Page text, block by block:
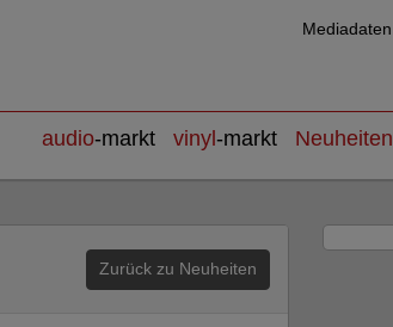
Mediadaten
audio-markt vinyl -markt Neuheiten
Zurück zu Neuheiten